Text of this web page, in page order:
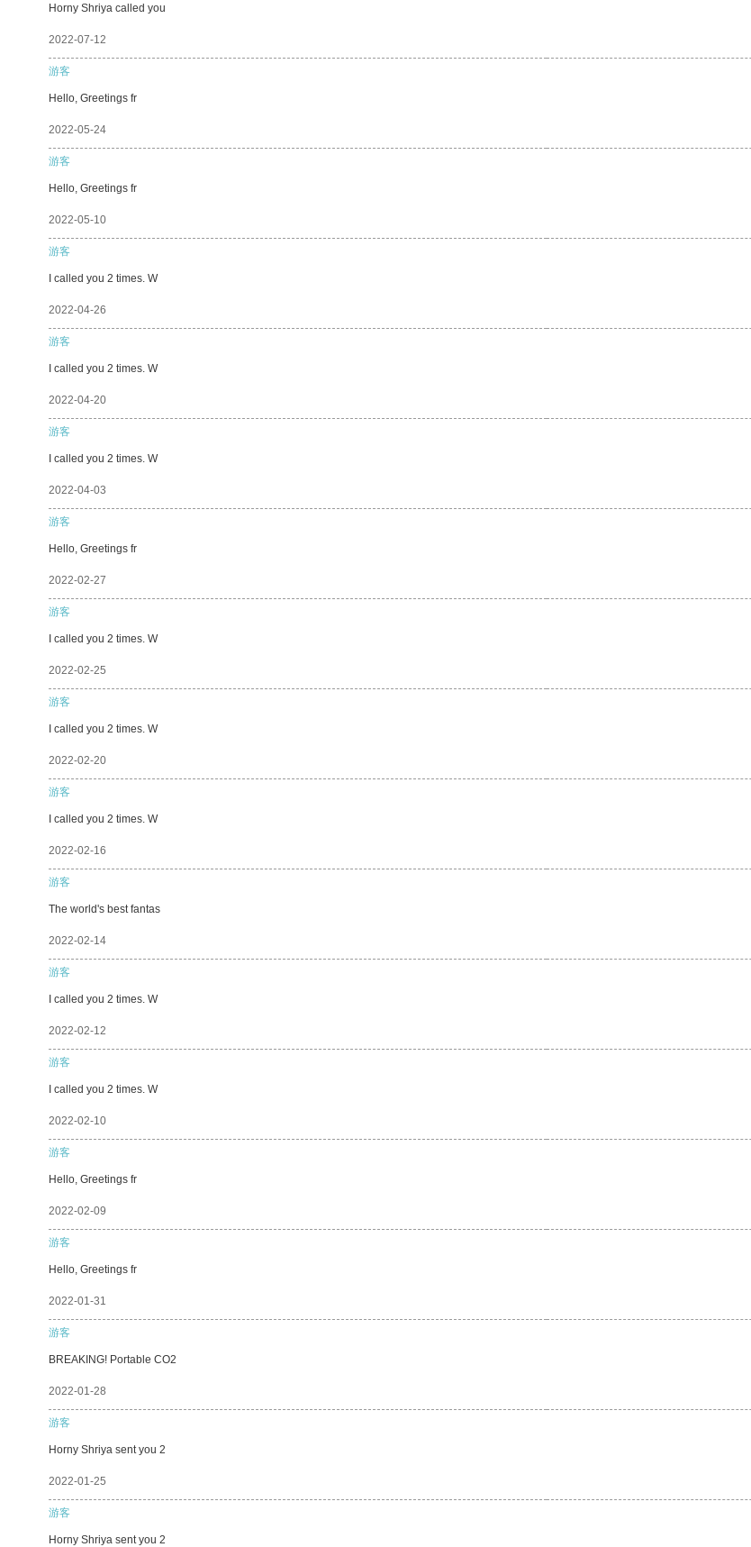
Horny Shriya called you
2022-07-12
游客
Hello, Greetings fr
2022-05-24
游客
Hello, Greetings fr
2022-05-10
游客
I called you 2 times. W
2022-04-26
游客
I called you 2 times. W
2022-04-20
游客
I called you 2 times. W
2022-04-03
游客
Hello, Greetings fr
2022-02-27
游客
I called you 2 times. W
2022-02-25
游客
I called you 2 times. W
2022-02-20
游客
I called you 2 times. W
2022-02-16
游客
The world's best fantas
2022-02-14
游客
I called you 2 times. W
2022-02-12
游客
I called you 2 times. W
2022-02-10
游客
Hello, Greetings fr
2022-02-09
游客
Hello, Greetings fr
2022-01-31
游客
BREAKING! Portable CO2
2022-01-28
游客
Horny Shriya sent you 2
2022-01-25
游客
Horny Shriya sent you 2